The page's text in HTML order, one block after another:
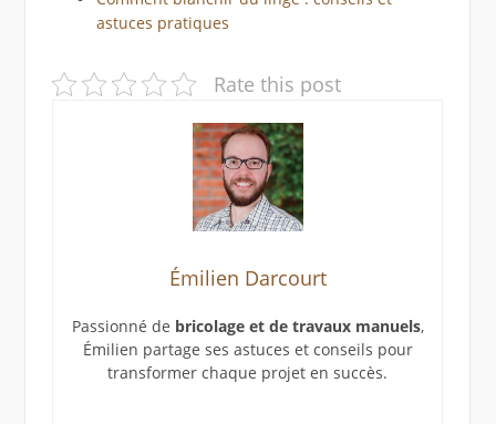
astuces pratiques
Rate this post
Émilien Darcourt
Passionné de bricolage et de travaux manuels,
Émilien partage ses astuces et conseils pour
transformer chaque projet en succès.